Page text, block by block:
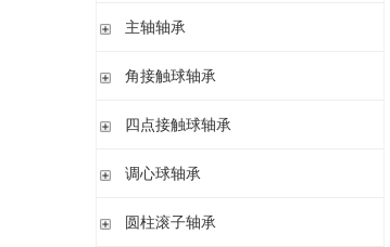
单列开式
双列
主轴轴承
带钢球
带钢球 密封
角接触球轴承
单列开式或密封
双列开式或密封
四点接触球轴承
四点接触球轴承
调心球轴承
圆柱孔开式或密封
圆柱滚子轴承